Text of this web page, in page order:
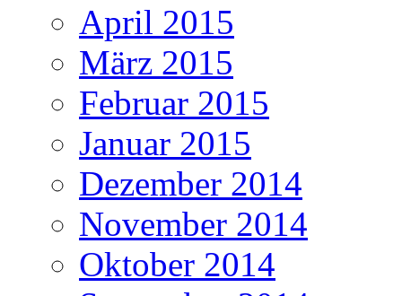
April 2015
März 2015
Februar 2015
Januar 2015
Dezember 2014
November 2014
Oktober 2014